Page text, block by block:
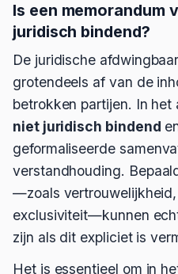
Is een memorandum
juridisch bindend?
De juridische
grotendeels af van de
betrokken partijen. In het
niet juridisch bindend
geformaliseerde
verstandhouding.
—zoals
exclusiviteit—kunnen
zijn als dit expliciet is
Het is essentieel om in